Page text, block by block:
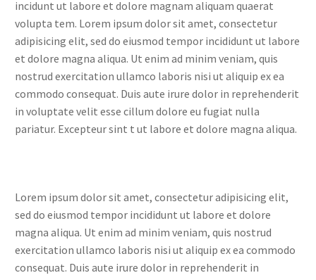
incidunt ut labore et dolore magnam aliquam quaerat
volupta tem. Lorem ipsum dolor sit amet, consectetur
adipisicing elit, sed do eiusmod tempor incididunt ut labore
et dolore magna aliqua. Ut enim ad minim veniam, quis
nostrud exercitation ullamco laboris nisi ut aliquip ex ea
commodo consequat. Duis aute irure dolor in reprehenderit
in voluptate velit esse cillum dolore eu fugiat nulla
pariatur. Excepteur sint t ut labore et dolore magna aliqua.
Lorem ipsum dolor sit amet, consectetur adipisicing elit,
sed do eiusmod tempor incididunt ut labore et dolore
magna aliqua. Ut enim ad minim veniam, quis nostrud
exercitation ullamco laboris nisi ut aliquip ex ea commodo
consequat. Duis aute irure dolor in reprehenderit in